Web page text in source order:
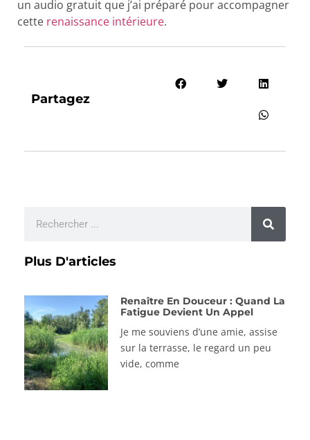
un audio gratuit que j’ai préparé pour accompagner
cette renaissance intérieure.
Partagez
Plus D'articles
Renaître En Douceur : Quand La
Fatigue Devient Un Appel
Je me souviens d’une amie, assise
sur la terrasse, le regard un peu
vide, comme